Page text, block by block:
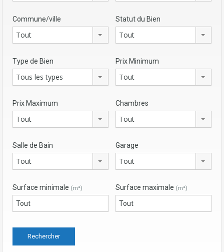
Commune/ville
Tout
Statut du Bien
Tout
Type de Bien
Tous les types
Prix Minimum
Tout
Prix Maximum
Tout
Chambres
Tout
Salle de Bain
Tout
Garage
Tout
Surface minimale (m²) Surface maximale (m²)